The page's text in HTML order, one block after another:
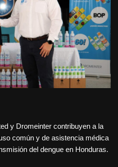
y Dromeinter contribuyen a la
común y de asistencia médica
del dengue en Honduras.